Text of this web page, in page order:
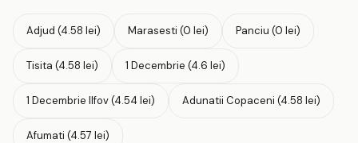
Adjud (4.58 lei) Marasesti (0 lei) Panciu (0 lei)
Tisita (4.58 lei) 1 Decembrie (4.6 lei)
1 Decembrie Ilfov (4.54 lei) Adunatii Copaceni (4.58 lei)
Afumati (4.57 lei)